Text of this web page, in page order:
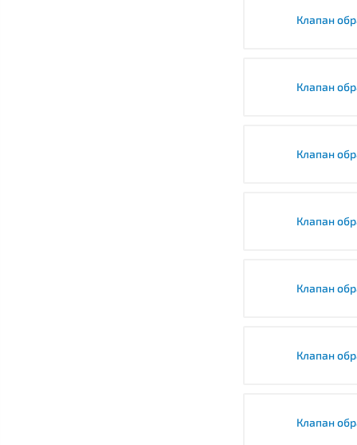
Клапан
Клапан
Клапан
Клапан
Клапан
Клапан
Клапан